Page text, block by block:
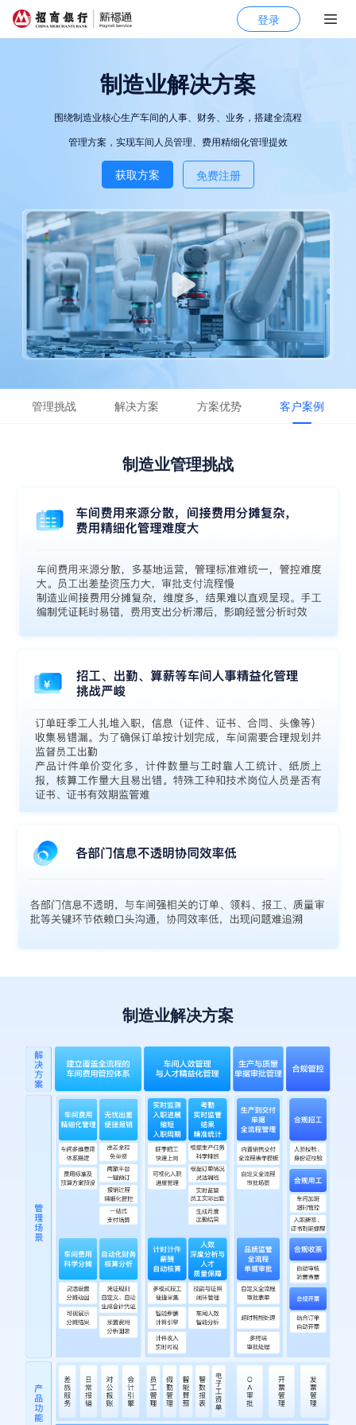
登录
制造业解决方案
围绕制造业核心生产车间的人事、财务、业务，搭建全流程
管理方案，实现车间人员管理、费用精细化管理提效
获取方案 免费注册
管理挑战 解决方案 方案优势 客户案例
制造业管理挑战
制造业解决方案